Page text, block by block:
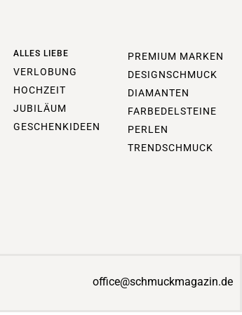
ALLES LIEBE
VERLOBUNG
HOCHZEIT
JUBILÄUM
GESCHENKIDEEN
PREMIUM MARKEN
DESIGNSCHMUCK
DIAMANTEN
FARBEDELSTEINE
PERLEN
TRENDSCHMUCK
office@schmuckmagazin.de